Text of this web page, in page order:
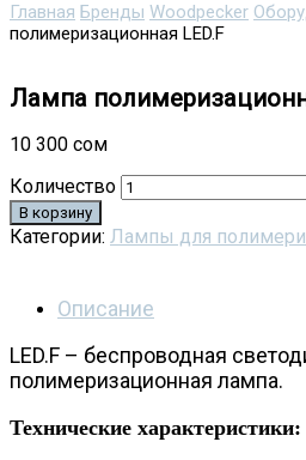
Главная Бренды Woodpecker
полимеризационная LED.F
Лампа
10 300 сом
Количество
В корзину
Категории: Лампы для
Описание
LED.F – беспроводная
полимеризационная лампа.
Технические характеристики: